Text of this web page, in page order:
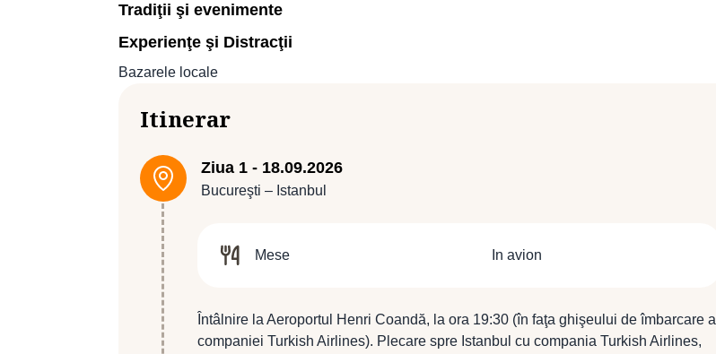
Tradiţii şi evenimente
Experienţe şi Distracţii
Bazarele locale
Itinerar
Ziua 1 - 18.09.2026
Bucureşti – Istanbul
Mese In avion
Întâlnire la Aeroportul Henri Coandă, la ora 19:30 (în faţa ghişeului de îmbarcare al
companiei Turkish Airlines). Plecare spre Istanbul cu compania Turkish Airlines,